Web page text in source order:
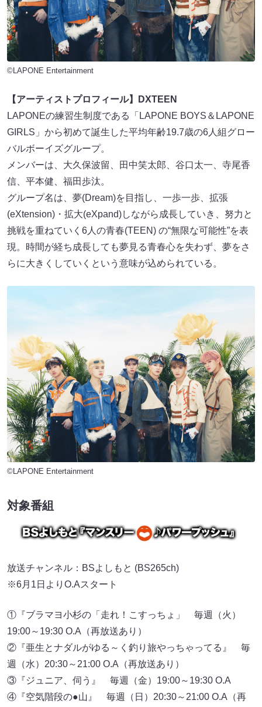
©LAPONE Entertainment
【アーティストプロフィール】DXTEEN
LAPONEの練習生制度である「LAPONE BOYS＆LAPONE
GIRLS」から初めて誕生した平均年齢19.7歳の6人組グロー
バルボーイズグループ。
メンバーは、大久保波留、田中笑太郎、谷口太一、寺尾香
信、平本健、福田歩汰。
グループ名は、夢(Dream)を目指し、一歩一歩、拡張
(eXtension)・拡大(eXpand)しながら成長していき、努力と
挑戦を重ねていく6人の青春(TEEN) の“無限な可能性”を表
現。時間が経ち成長しても夢見る青春心を失わず、夢をさ
らに大きくしていくという意味が込められている。
©LAPONE Entertainment
対象番組
放送チャンネル：BSよしもと (BS265ch)
※6月1日よりO.Aスタート
①『ブラマヨ小杉の「走れ！こすっちょ」 毎週（火）
19:00～19:30 O.A（再放送あり）
②『亜生とナダルがゆる～く釣り旅やっちゃってる』 毎
週（水）20:30～21:00 O.A（再放送あり）
③『ジュニア、伺う』 毎週（金）19:00～19:30 O.A
④『空気階段の●山』 毎週（日）20:30～21:00 O.A（再